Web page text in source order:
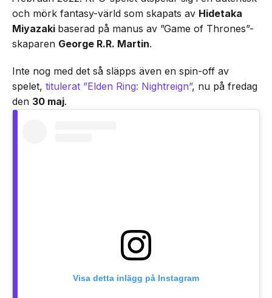
och mörk fantasy-värld som skapats av Hidetaka
Miyazaki baserad på manus av ”Game of Thrones”-
skaparen George R.R. Martin.
Inte nog med det så släpps även en spin-off av
spelet, titulerat ”Elden Ring: Nightreign”, nu på fredag
den 30 maj.
Visa detta inlägg på Instagram